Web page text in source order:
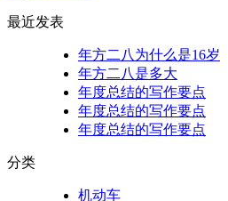
最近发表
年方二八为什么是16岁
年方二八是多大
年度总结的写作要点
年度总结的写作要点
年度总结的写作要点
分类
机动车